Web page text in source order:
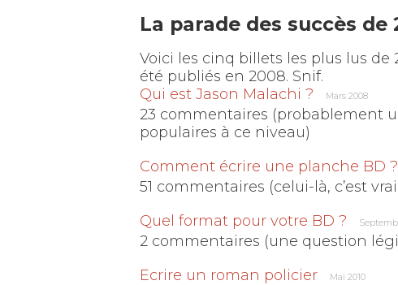
La parade des succès de
Voici les cinq billets les plus lus de
été publiés en 2008. Snif.
Qui est Jason Malachi ?
Mars 2008
23 commentaires (probablement
populaires à ce niveau)
Comment écrire une planche BD ?
51 commentaires (celui-là, c’est
Quel format pour votre BD ?
2 commentaires (une question
Ecrire un roman policier
Mai 2010